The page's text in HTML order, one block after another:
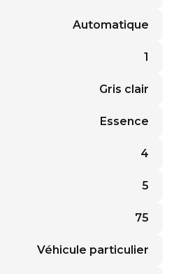
Automatique
1
Gris clair
Essence
4
5
75
Véhicule particulier